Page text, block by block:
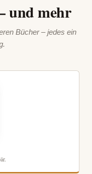
und mehr
Bücher – jedes ein